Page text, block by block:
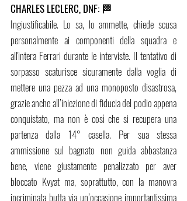
CHARLES LECLERC, DNF: 🏁
Ingiustificabile. Lo sa, lo ammette, chiede scusa
personalmente ai componenti della squadra e
all'intera Ferrari durante le interviste. Il tentativo di
sorpasso scaturisce sicuramente dalla voglia di
mettere una pezza ad una monoposto disastrosa,
grazie anche all’iniezione di fiducia del podio appena
conquistato, ma non è così che si recupera una
partenza dalla 14° casella. Per sua stessa
ammissione sul bagnato non guida abbastanza
bene, viene giustamente penalizzato per aver
bloccato Kvyat ma, soprattutto, con la manovra
incriminata butta via un’occasione importantissima